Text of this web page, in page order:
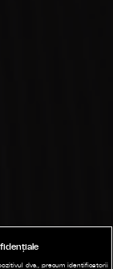
dvs., precum identificatorii